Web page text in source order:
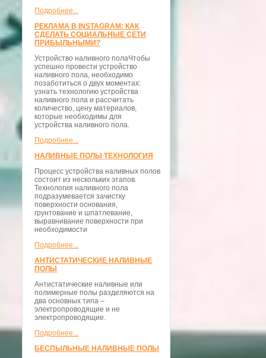
Подробнее...
РЕКЛАМА В INSTAGRAM: КАК
СДЕЛАТЬ СОЦИАЛЬНЫЕ СЕТИ
ПРИБЫЛЬНЫМИ?
Устройство наливного полаЧтобы
успешно провести устройство
наливного пола, необходимо
позаботиться о двух моментах:
узнать технологию устройства
наливного пола и рассчитать
количество, цену материалов,
которые необходимы для
устройства наливного пола.
Подробнее...
НАЛИВНЫЕ ПОЛЫ ТЕХНОЛОГИЯ
Процесс устройства наливных полов
состоит из нескольких этапов.
Технология наливного пола
подразумевается зачистку
поверхности основания,
грунтование и шпатлевание,
выравнивание поверхности при
необходимости
Подробнее...
АНТИСТАТИЧЕСКИЕ НАЛИВНЫЕ
ПОЛЫ
Антистатические наливные или
полимерные полы разделяются на
два основных типа –
электропроводящие и не
электропроводящие.
Подробнее...
БЕСПЫЛЬНЫЕ НАЛИВНЫЕ ПОЛЫ